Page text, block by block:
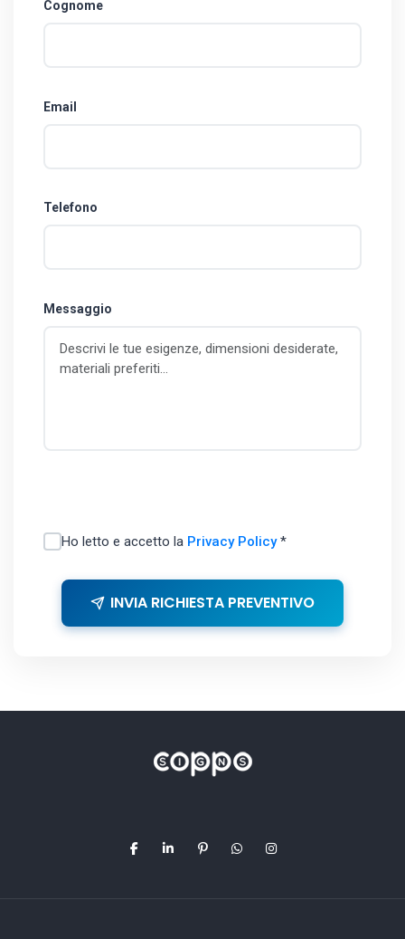
Cognome
Email
Telefono
Messaggio
Ho letto e accetto la Privacy Policy*
INVIA RICHIESTA PREVENTIVO